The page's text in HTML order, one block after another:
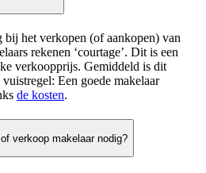
bij het verkopen (of aankopen) van
rekenen ‘courtage’. Dit is een
verkoopprijs. Gemiddeld is dit
Een goede makelaar
de kosten.
verkoop makelaar nodig?